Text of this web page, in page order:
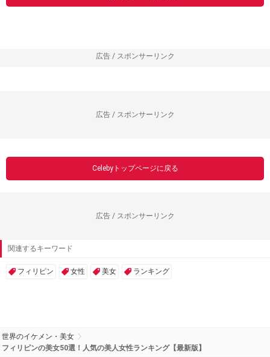
広告 / スポンサーリンク
広告 / スポンサーリンク
Celebyトップページに戻る
広告 / スポンサーリンク
関連するキーワード
フィリピン 女性 美女 ランキング
世界のイケメン・美女
フィリピンの美女50選！人気の美人女性ランキング【最新版】